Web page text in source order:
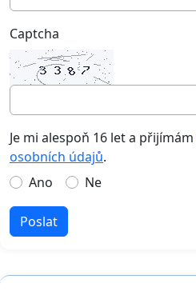
Captcha
Je mi alespoň 16 let a přijímám
osobních údajů.
Ano
Ne
Poslat